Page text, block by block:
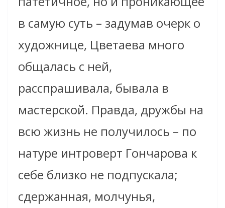
в самую суть – задумав очерк о
художнице, Цветаева много
общалась с ней,
расспрашивала, бывала в
мастерской. Правда, дружбы на
всю жизнь не получилось – по
натуре интроверт Гончарова к
себе близко не подпускала;
сдержанная, молчунья,